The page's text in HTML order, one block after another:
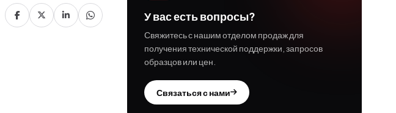
У вас есть вопросы?
Свяжитесь с нашим отделом продаж для
получения технической поддержки, запросов
образцов или цен.
Связаться с нами